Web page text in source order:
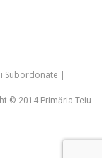
Subordonate |
© 2014 Primăria Teiu